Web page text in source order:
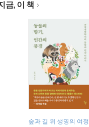
금, 이 책
숲과 길 위 생명의 여정